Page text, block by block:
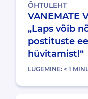
ÕHTULEHT
VANEMATE
„Laps võib
postituste
hüvitamist!“
LUGEMINE: < 1